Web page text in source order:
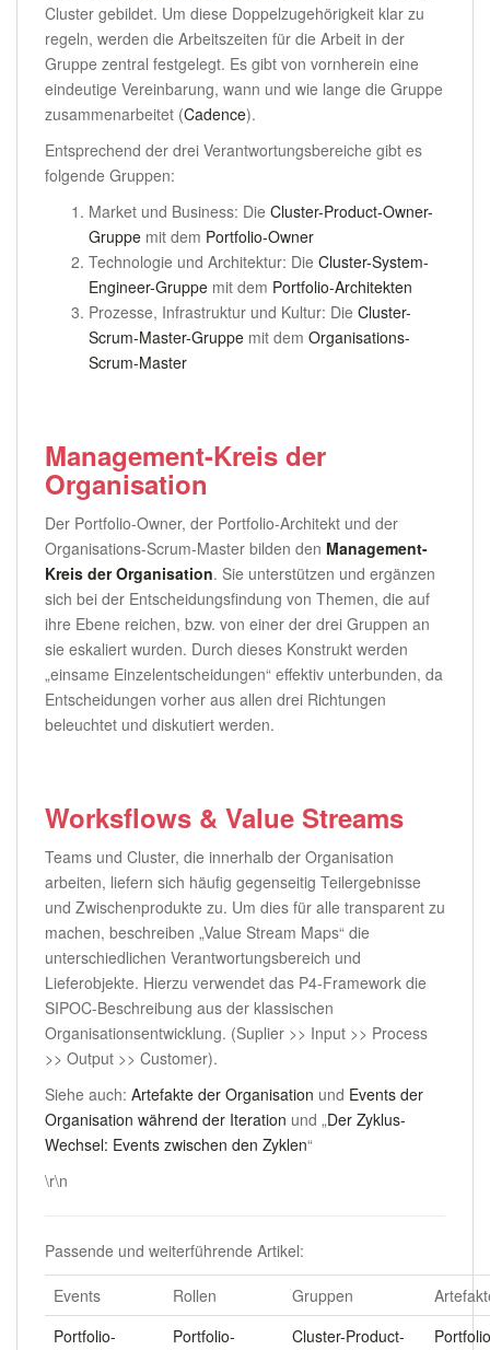
Cluster gebildet. Um diese Doppelzugehörigkeit klar zu
regeln, werden die Arbeitszeiten für die Arbeit in der
Gruppe zentral festgelegt. Es gibt von vornherein eine
eindeutige Vereinbarung, wann und wie lange die Gruppe
zusammenarbeitet (Cadence).
Entsprechend der drei Verantwortungsbereiche gibt es
folgende Gruppen:
Market und Business: Die Cluster-Product-Owner-
Gruppe mit dem Portfolio-Owner
Technologie und Architektur: Die Cluster-System-
Engineer-Gruppe mit dem Portfolio-Architekten
Prozesse, Infrastruktur und Kultur: Die Cluster-
Scrum-Master-Gruppe mit dem Organisations-
Scrum-Master
Management-Kreis der
Organisation
Der Portfolio-Owner, der Portfolio-Architekt und der
Organisations-Scrum-Master bilden den Management-
Kreis der Organisation. Sie unterstützen und ergänzen
sich bei der Entscheidungsfindung von Themen, die auf
ihre Ebene reichen, bzw. von einer der drei Gruppen an
sie eskaliert wurden. Durch dieses Konstrukt werden
„einsame Einzelentscheidungen“ effektiv unterbunden, da
Entscheidungen vorher aus allen drei Richtungen
beleuchtet und diskutiert werden.
Worksflows & Value Streams
Teams und Cluster, die innerhalb der Organisation
arbeiten, liefern sich häufig gegenseitig Teilergebnisse
und Zwischenprodukte zu. Um dies für alle transparent zu
machen, beschreiben „Value Stream Maps“ die
unterschiedlichen Verantwortungsbereich und
Lieferobjekte. Hierzu verwendet das P4-Framework die
SIPOC-Beschreibung aus der klassischen
Organisationsentwicklung. (Suplier >> Input >> Process
>> Output >> Customer).
Siehe auch: Artefakte der Organisation und Events der
Organisation während der Iteration und „Der Zyklus-
Wechsel: Events zwischen den Zyklen“
\r\n
Passende und weiterführende Artikel:
Events Rollen Gruppen
Portfolio-
Portfolio-
Cluster-Product-